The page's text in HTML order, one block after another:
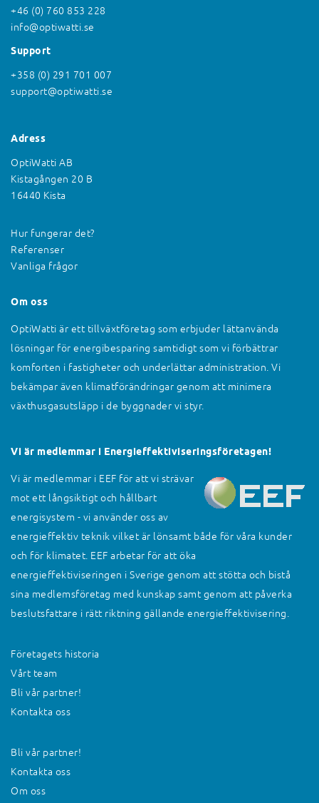
+46 (0) 760 853 228
info@optiwatti.se
Support
+358 (0) 291 701 007
support@optiwatti.se
Adress
OptiWatti AB
Kistagången 20 B
16440 Kista
Hur fungerar det?
Referenser
Vanliga frågor
Om oss
OptiWatti är ett tillväxtföretag som erbjuder lättanvända
lösningar för energibesparing samtidigt som vi förbättrar
komforten i fastigheter och underlättar administration. Vi
bekämpar även klimatförändringar genom att minimera
växthusgasutsläpp i de byggnader vi styr.
Vi är medlemmar i Energieffektiviseringsföretagen!
Vi är medlemmar i EEF för att vi strävar
mot ett långsiktigt och hållbart
energisystem - vi använder oss av
energieffektiv teknik vilket är lönsamt både för våra kunder
och för klimatet. EEF arbetar för att öka
energieffektiviseringen i Sverige genom att stötta och bistå
sina medlemsföretag med kunskap samt genom att påverka
beslutsfattare i rätt riktning gällande energieffektivisering.
Företagets historia
Vårt team
Bli vår partner!
Kontakta oss
Bli vår partner!
Kontakta oss
Om oss